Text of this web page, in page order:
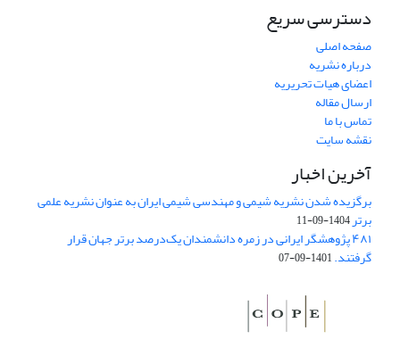
دسترسی سریع
صفحه اصلی
درباره نشریه
اعضای هیات تحریریه
ارسال مقاله
تماس با ما
نقشه سایت
آخرین اخبار
برگزیده شدن نشریه شیمی و مهندسی شیمی ایران به عنوان نشریه علمی
برتر1404-09-11
۴۸۱ پژوهشگر ایرانی در زمره دانشمندان یک‌درصد برتر جهان قرار
گرفتند.1401-09-07